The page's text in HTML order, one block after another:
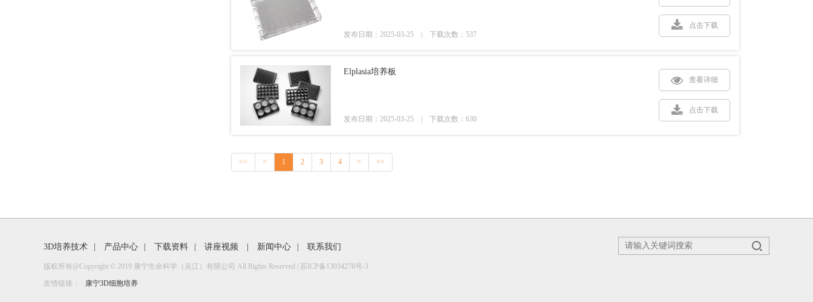
发布日期：2025-03-25 | 下载次数：537
点击下载
Elplasia培养板
发布日期：2025-03-25 | 下载次数：630
查看详细
点击下载
<< < 1 2 3 4 > >>
3D培养技术 产品中心 下载资料 讲座视频 新闻中心 联系我们
版权所有@Copyright © 2019 康宁生命科学（吴江）有限公司 All Rights Reserved | 苏ICP备13034278号-3
友情链接：
康宁3D细胞培养